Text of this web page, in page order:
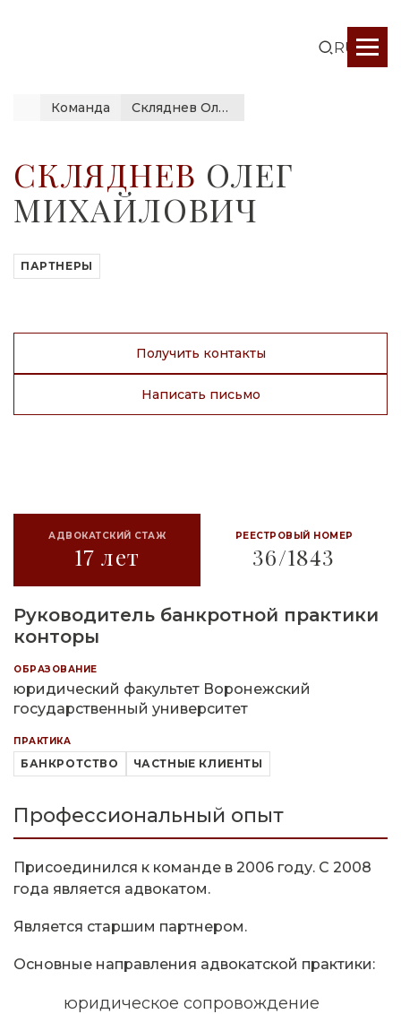
RUS
Команда Скляднев Олег Михайлович
СКЛЯДНЕВ ОЛЕГ
МИХАЙЛОВИЧ
ПАРТНЕРЫ
Получить контакты
Написать письмо
АДВОКАТСКИЙ СТАЖ
17 лет
РЕЕСТРОВЫЙ НОМЕР
36/1843
Руководитель банкротной практики
конторы
ОБРАЗОВАНИЕ
юридический факультет Воронежский
государственный университет
ПРАКТИКА
БАНКРОТСТВО ЧАСТНЫЕ КЛИЕНТЫ
Профессиональный опыт
Присоединился к команде в 2006 году. С 2008
года является адвокатом.
Является старшим партнером.
Основные направления адвокатской практики:
юридическое сопровождение